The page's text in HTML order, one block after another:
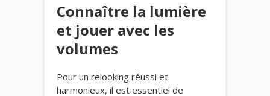
Connaître la lumière
et jouer avec les
volumes
Pour un relooking réussi et
harmonieux, il est essentiel de